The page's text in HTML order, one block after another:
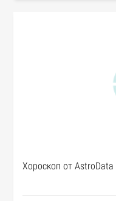
Хороскоп от AstroData